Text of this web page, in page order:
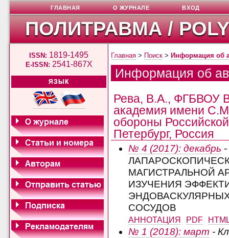
ПОЛИТРАВМА /
ISSN: 1819-1495
E-ISSN: 2541-867X
ЯЗЫК
ГЛАВНАЯ О ЖУРНАЛЕ ВХОД
Главная > Поиск > Информация об
Информация об
Рева, В.А., ФГБВОУ
академия имени
обороны
Петербург, Россия
№ 4 (2017): декабрь
МАГИСТРАЛЬНОЙ
ИЗУЧЕНИЯ
СОСУДОВ
АННОТАЦИЯ PDF
№ 1 (2018): март -